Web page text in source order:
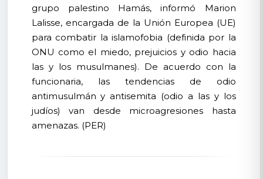
grupo palestino Hamás, informó Marion
Lalisse, encargada de la Unión Europea (UE)
para combatir la islamofobia (definida por la
ONU como el miedo, prejuicios y odio hacia
las y los musulmanes). De acuerdo con la
funcionaria, las tendencias de odio
antimusulmán y antisemita (odio a las y los
judíos) van desde microagresiones hasta
amenazas. (PER)